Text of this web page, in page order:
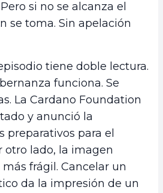
si no se alcanza el
se toma. Sin apelación
tiene doble lectura.
funciona. Se
La Cardano Foundation
y anunció la
preparativos para el
otro lado, la imagen
frágil. Cancelar un
da la impresión de un